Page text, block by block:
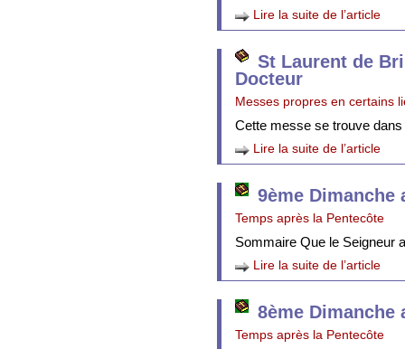
Lire la suite de l’article
St Laurent de
Docteur
Messes propres en certains
Cette messe se trouve
Lire la suite de l’article
9ème Dimanche
Temps après la Pentecôte
Sommaire Que le Seigneur
Lire la suite de l’article
8ème Dimanche
Temps après la Pentecôte